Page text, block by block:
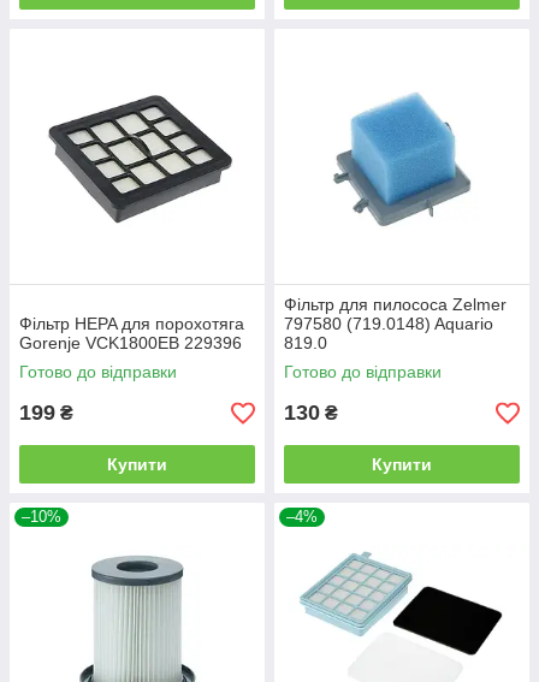
Фільтр HEPA для порохотяга
Gorenje VCK1800EB 229396
Готово до відправки
199 ₴
Купити
Фільтр для пилососа Zelmer
797580 (719.0148) Aquario
819.0
Готово до відправки
130 ₴
Купити
–10% –4%